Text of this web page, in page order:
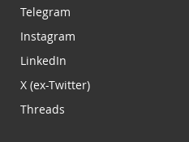
Telegram
Instagram
LinkedIn
X (ex-Twitter)
Threads